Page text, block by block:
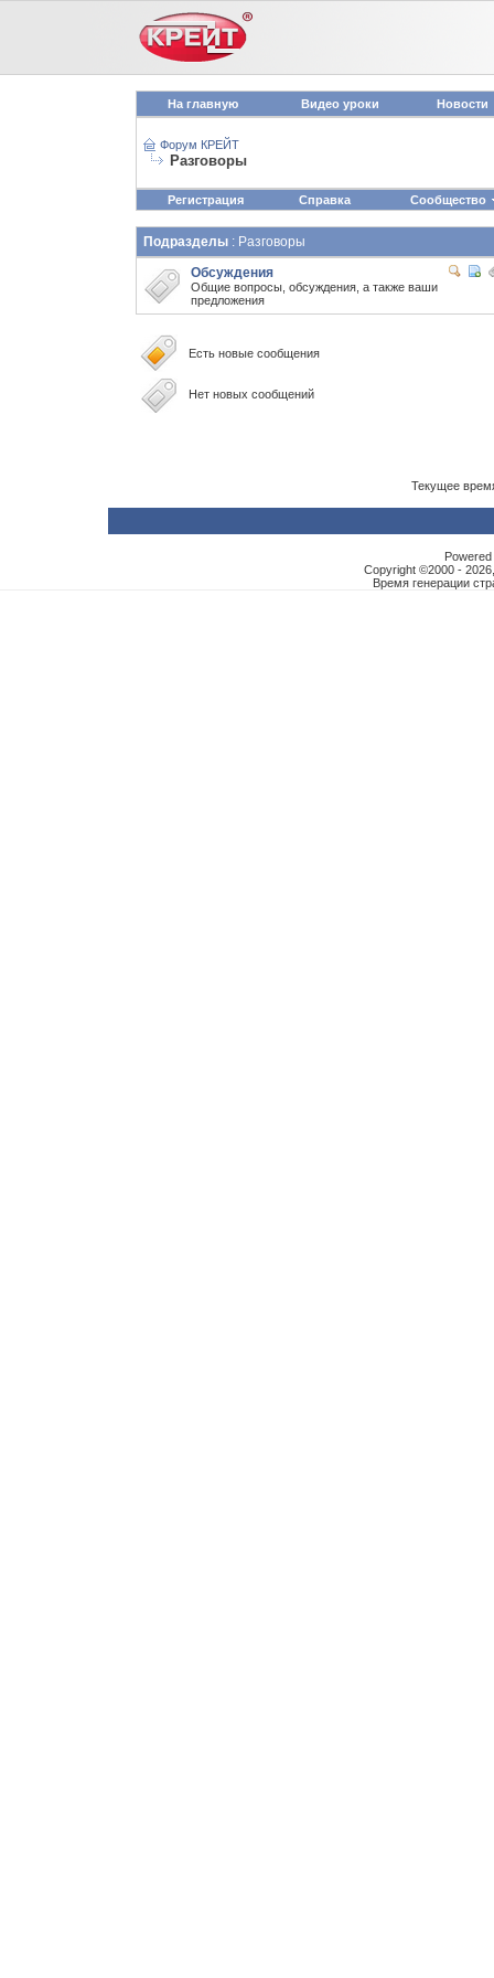
На главную Видео уроки Новости
Форум КРЕЙТ
Разговоры
Регистрация Справка Сообщество
Подразделы : Разговоры
Обсуждения
Общие вопросы, обсуждения, а также ваши
предложения
Есть новые сообщения
Нет новых сообщений
Текущее
Copyright ©2000 -
Время генерации